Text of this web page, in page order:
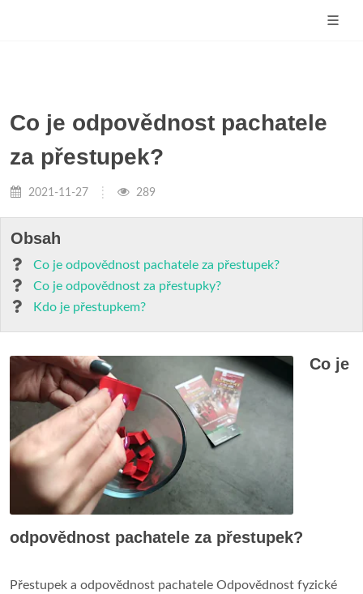
Co je odpovědnost pachatele
za přestupek?
2021-11-27 289
Obsah
Co je odpovědnost pachatele za přestupek?
Co je odpovědnost za přestupky?
Kdo je přestupkem?
Co je
odpovědnost pachatele za přestupek?
Přestupek a odpovědnost pachatele Odpovědnost fyzické